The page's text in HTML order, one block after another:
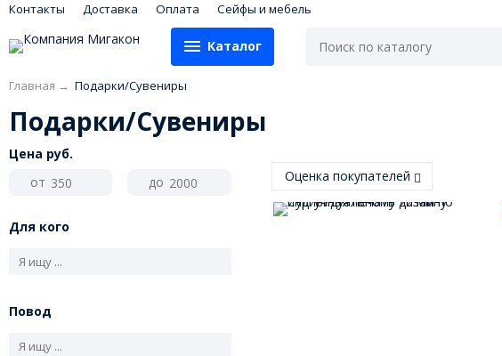
Контакты Доставка Оплата Сейфы и мебель
Каталог
Главная → Подарки/Сувениры
Подарки/Сувениры
Цена руб.
от
до
Для кого
Повод
Оценка покупателей